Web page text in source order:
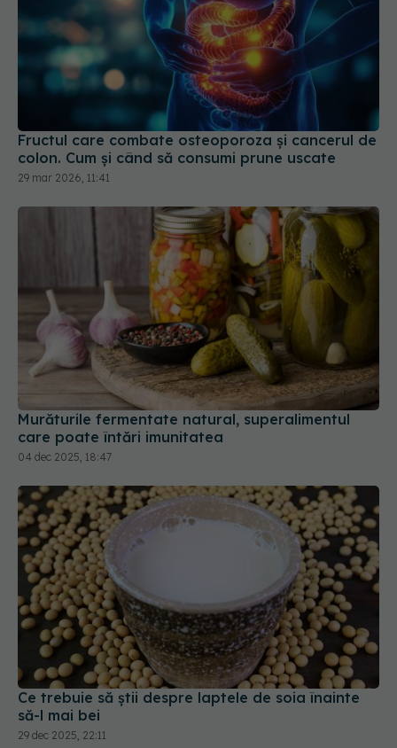
Fructul care combate osteoporoza și cancerul de
colon. Cum și când să consumi prune uscate
Murăturile fermentate natural, superalimentul
care poate întări imunitatea
04 dec 2025, 18:47
Ce trebuie să știi despre laptele de soia înainte
să-l mai bei
29 dec 2025, 22:11